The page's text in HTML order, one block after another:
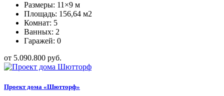
Размеры: 11×9 м
Площадь: 156,64 м2
Комнат: 5
Ванных: 2
Гаражей: 0
от 5.090.800 руб.
Проект дома «Шютторф»